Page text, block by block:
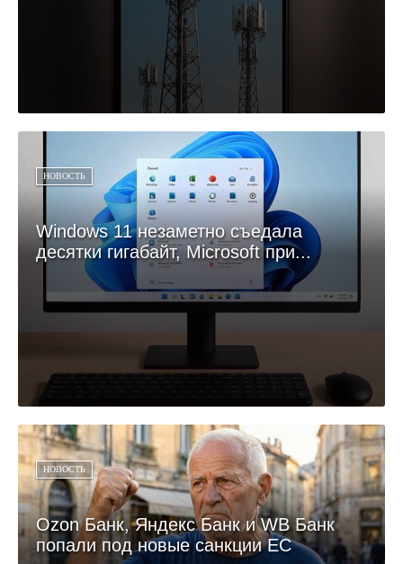
НОВОСТЬ
Windows 11 незаметно съедала
десятки гигабайт, Microsoft при...
НОВОСТЬ
Ozon Банк, Яндекс Банк и WB Банк
попали под новые санкции ЕС